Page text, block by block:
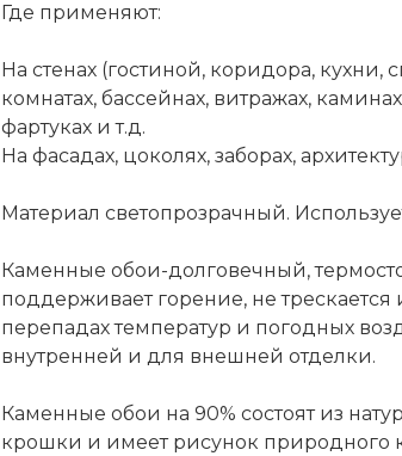
Где применяют:
На стенах (гостиной, коридора, кухни,
комнатах, бассейнах, витражах,
фартуках и т.д.
На фасадах, цоколях, заборах,
Материал светопрозрачный.
Каменные обои-долговечный,
поддерживает горение, не трескается
перепадах температур и погодных
внутренней и для внешней отделки.
Каменные обои на 90% состоят из
крошки и имеет рисунок природного